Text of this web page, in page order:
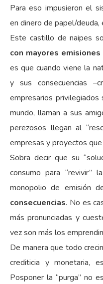
Para eso impusieron el
en dinero de papel/deuda,
Este castillo de naipes
con mayores
es que cuando viene la
y sus consecuencias
empresarios
mundo, llaman a sus
perezosos llegan al
empresas y proyectos
Sobra decir que su
consumo para “revivir”
monopolio de emisión
consecuencias. No es
más pronunciadas y
vez son más los
De manera que todo
crediticia y monetaria,
Posponer la “purga” no